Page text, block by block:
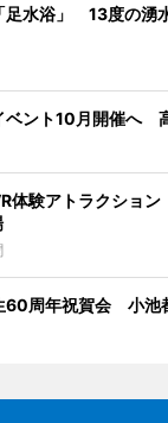
足水浴」 13度の湧
ベント10月開催へ
体験アトラクショ
60周年祝賀会 小池